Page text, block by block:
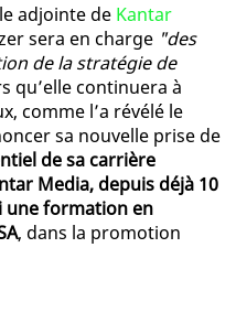
adjointe de Kantar
sera en charge "des
de la stratégie de
qu’elle continuera à
comme l’a révélé le
sa nouvelle prise de
de sa carrière
Media, depuis déjà 10
une formation en
, dans la promotion